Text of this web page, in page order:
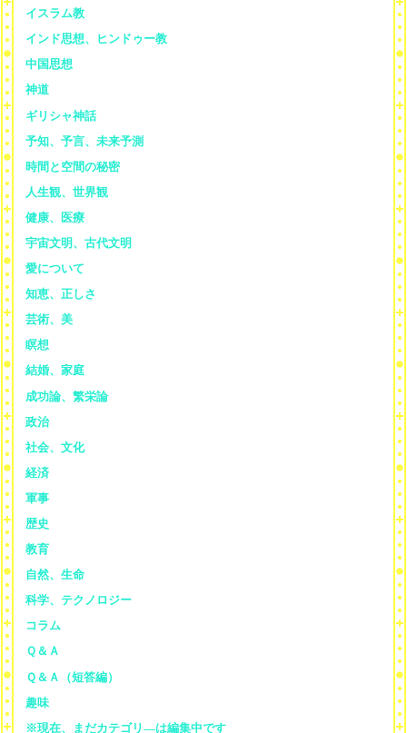
イスラム教
インド思想、ヒンドゥー教
中国思想
神道
ギリシャ神話
予知、予言、未来予測
時間と空間の秘密
人生観、世界観
健康、医療
宇宙文明、古代文明
愛について
知恵、正しさ
芸術、美
瞑想
結婚、家庭
成功論、繁栄論
政治
社会、文化
経済
軍事
歴史
教育
自然、生命
科学、テクノロジー
コラム
Ｑ＆Ａ
Ｑ＆Ａ（短答編）
趣味
※現在、まだカテゴリ—は編集中です